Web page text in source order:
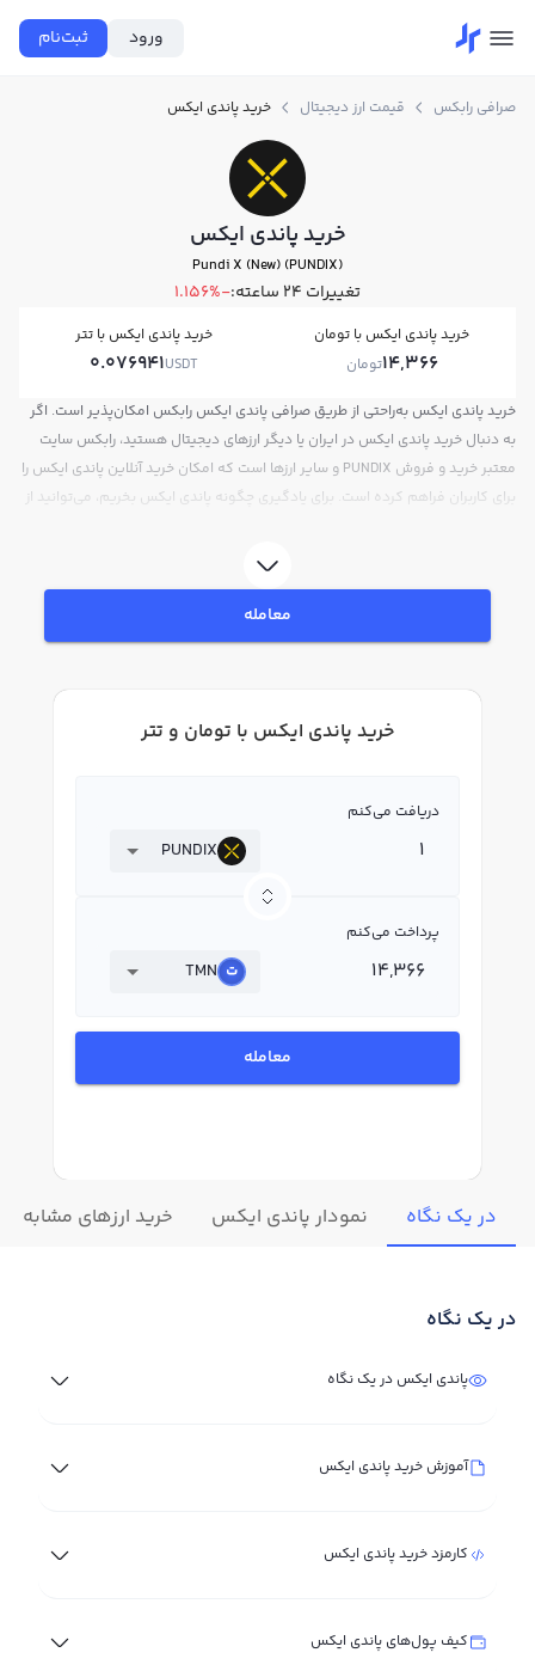
ورود ثبت‌نام
صرافی رابکس قیمت ارز دیجیتال خرید پاندی ایکس
خرید پاندی ایکس
Pundi X (New) (PUNDIX)
تغییرات ۲۴ ساعته: -1.156%
خرید پاندی ایکس با تومان
14,366تومان
خرید پاندی ایکس با تتر
0.076941USDT
خرید پاندی ایکس به‌راحتی از طریق صرافی پاندی ایکس رابکس امکان‌پذیر است. اگر
به دنبال خرید پاندی ایکس در ایران یا دیگر ارزهای دیجیتال هستید، رابکس سایت
معتبر خرید و فروش PUNDIX و سایر ارزها است که امکان خرید آنلاین پاندی ایکس را
برای کاربران فراهم کرده است. برای یادگیری چگونه پاندی ایکس بخریم، می‌توانید از
فروش پاندی ایکس PUNDIX بپردازید. در بازار رابکس، قیمت لحظه‌ای، نمودار و
امکانات فروش پاندی ایکس نیز در دسترس شما قرار دارد تا بتوانید تصمیمات بهتری
معامله
خرید پاندی ایکس با تومان و تتر
دریافت می‌کنم
PUNDIX
پرداخت می‌کنم
TMN
معامله
در یک نگاه نمودار پاندی ایکس خرید ارزهای مشابه
در یک نگاه
پاندی ایکس در یک نگاه
آموزش خرید پاندی ایکس
کارمزد خرید پاندی ایکس
کیف پول‌های پاندی ایکس